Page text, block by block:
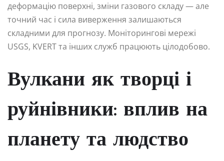
деформацію поверхні, зміни газового складу — але
точний час і сила виверження залишаються
складними для прогнозу. Моніторингові мережі
USGS, KVERT та інших служб працюють цілодобово.
Вулкани як творці і
руйнівники: вплив на
планету та людство